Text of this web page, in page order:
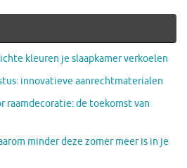
kleuren je slaapkamer verkoelen
innovatieve aanrechtmaterialen
raamdecoratie: de toekomst van
minder deze zomer meer is in je